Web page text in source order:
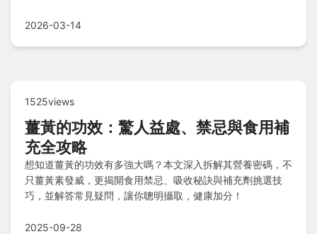
2026-03-14
1525views
薑黃的功效：驚人益處、禁忌與食用補
充全攻略
想知道薑黃的功效有多強大嗎？本文深入拆解其營養密碼，不
只薑黃素發威，更揭開食用禁忌、吸收秘訣與補充劑挑選技
巧，並解答常見疑問，讓你聰明攝取，健康加分！
2025-09-28